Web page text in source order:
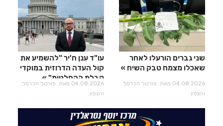
שני גברים הורעלו לאחר
שאכלו מצמח טבק השיח
04.08.2026 מאת: פורטל הכרמל
והצפון
עו"ד ענן ח'יר "להשמיע את
קול העדה הדרוזית במוקדי
קבלת ההחלטות"
04.08.2026 מאת: פורטל הכרמל
והצפון